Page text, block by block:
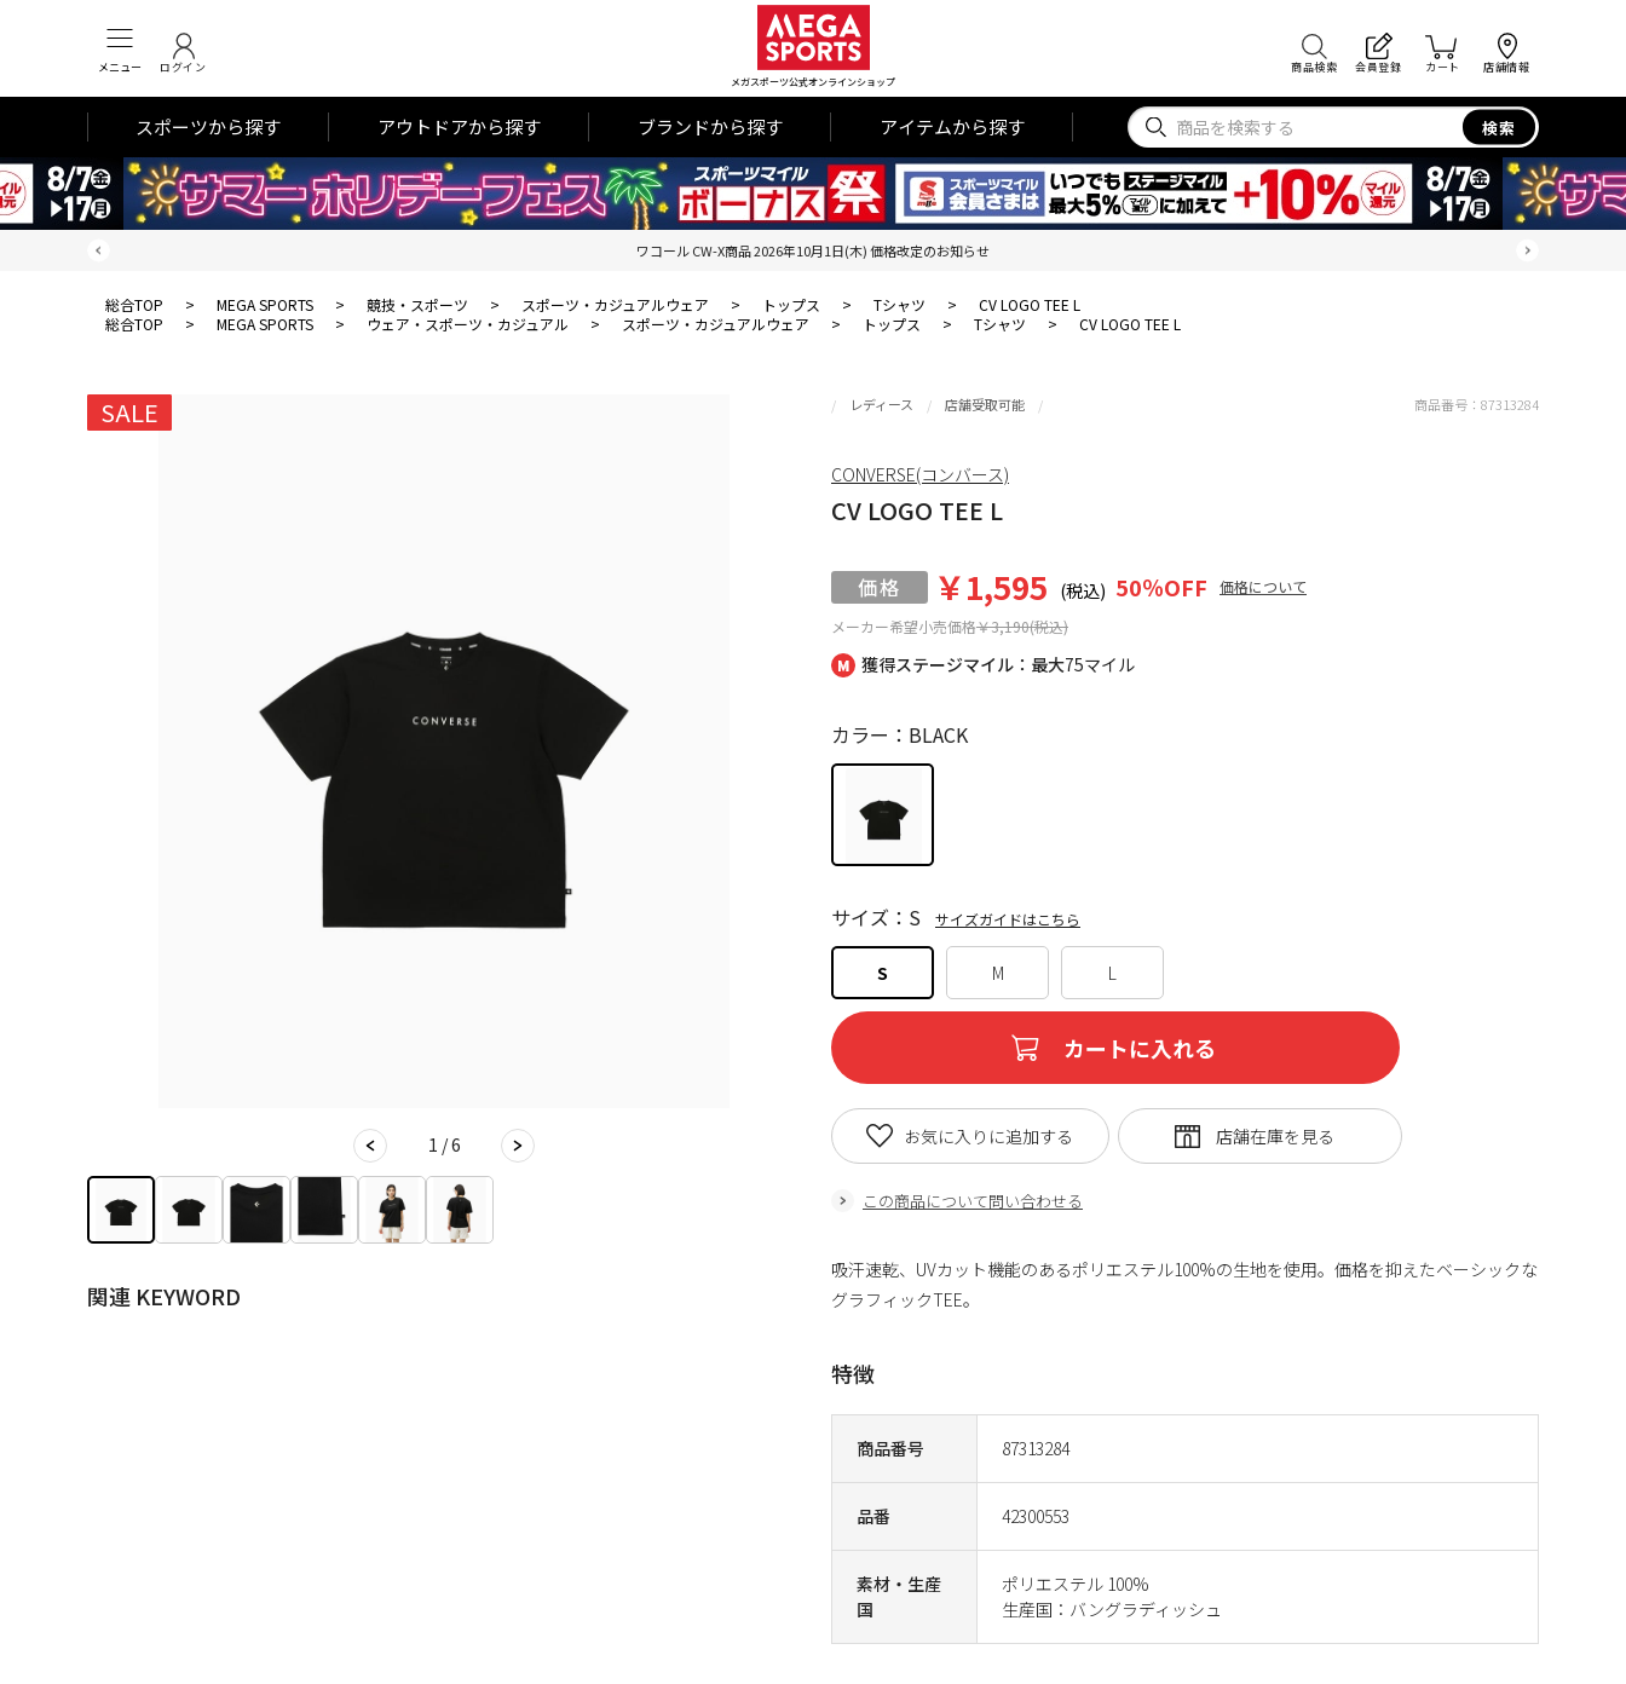
メニュー ログイン
メガスポーツ公式オンラインショップ
商品検索 会員登録 カート 店舗情報
スポーツから探す アウトドアから探す ブランドから探す アイテムから探す 検索
ワコール CW-X商品 2026年10月1日(木) 価格改定のお知らせ
総合TOP > MEGA SPORTS > 競技・スポーツ > スポーツ・カジュアルウェア > トップス > Tシャツ >
CV LOGO TEE L
総合TOP
> MEGA SPORTS > ウェア・スポーツ・カジュアル > スポーツ・カジュアルウェア > トップス > Tシャツ > CV LOGO TEE L
SALE
1 / 6
関連 KEYWORD
獲得ステージマイル：最大75マイル
レディース 店舗受取可能
CV LOGO TEE L
メーカー希望小売価格￥3,190(税込)
￥1,595 (税込) 50％OFF 価格について
商品番号 87313284
品番 42300553
素材・生産
国
ポリエステル 100%
生産国：バングラディッシュ
カラー：BLACK
S M L
サイズ：S サイズガイドはこちら
カートに入れる
この商品について問い合わせる
お気に入りに追加する
商品番号： 87313284
CONVERSE(コンバース)
吸汗速乾、UVカット機能のあるポリエステル100%の生地を使用。価格を抑えたベーシックな
グラフィックTEE。
特徴